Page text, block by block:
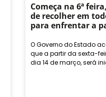
Começa na 6ª
de recolher em
para enfrentar a
O Governo do Estado
que a partir da sexta-
dia 14 de março, será